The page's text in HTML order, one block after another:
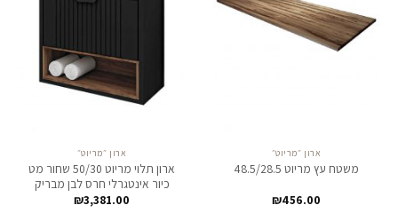
כאן
ארון ״מריוט״
משטח עץ מריוט 48.5/28.5
₪456.00
ארון ״מריוט״
ארון תלוי מריוט 50/30 שחור מט
כיור אינטגרלי חרס לבן מבריק
₪3,381.00